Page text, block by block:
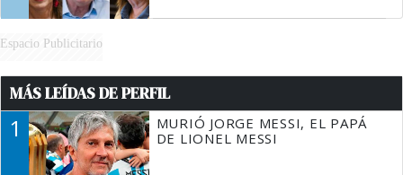
Espacio Publicitario
MÁS LEÍDAS DE PERFIL
1
MURIÓ JORGE MESSI, EL PAPÁ
DE LIONEL MESSI